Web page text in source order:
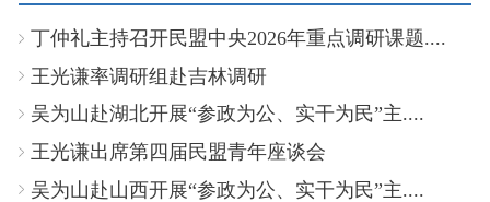
丁仲礼主持召开民盟中央2026年重点调研课题....
王光谦率调研组赴吉林调研
吴为山赴湖北开展“参政为公、实干为民”主....
王光谦出席第四届民盟青年座谈会
吴为山赴山西开展“参政为公、实干为民”主....